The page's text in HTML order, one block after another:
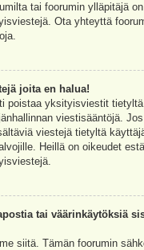
tai foorumin ylläpitäjä
Ota yhteyttä
joita en halua!
poistaa yksityisviestit
viestisääntöjä.
viestejä tietyltä
Heillä on oikeudet
tai väärinkäytöksiä
siitä. Tämän foorumin